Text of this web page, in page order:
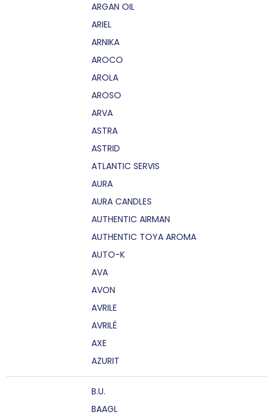
ARGAN OIL
ARIEL
ARNIKA
AROCO
AROLA
AROSO
ARVA
ASTRA
ASTRID
ATLANTIC SERVIS
AURA
AURA CANDLES
AUTHENTIC AIRMAN
AUTHENTIC TOYA AROMA
AUTO-K
AVA
AVON
AVRILE
AVRILÉ
AXE
AZURIT
B.U.
BAAGL